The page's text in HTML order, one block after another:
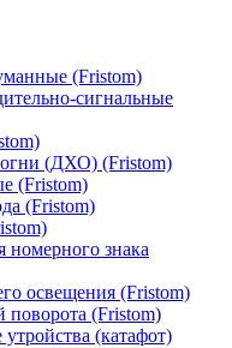
(Fristom)
сигнальные
(ДХО) (Fristom)
(Fristom)
(Fristom)
знака
освещения (Fristom)
поворота (Fristom)
(катафот)